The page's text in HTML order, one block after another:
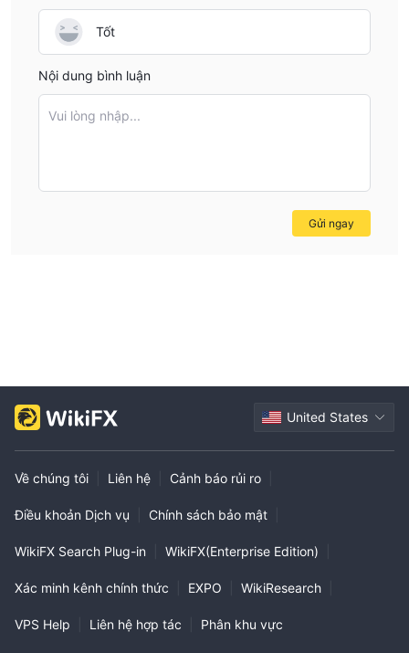
Tốt
Nội dung bình luận
Vui lòng nhập...
Gửi ngay
United States
Về chúng tôi Liên hệ Cảnh báo rủi ro
Điều khoản Dịch vụ Chính sách bảo mật
WikiFX Search Plug-in WikiFX(Enterprise Edition)
Xác minh kênh chính thức EXPO WikiResearch
VPS Help Liên hệ hợp tác Phân khu vực